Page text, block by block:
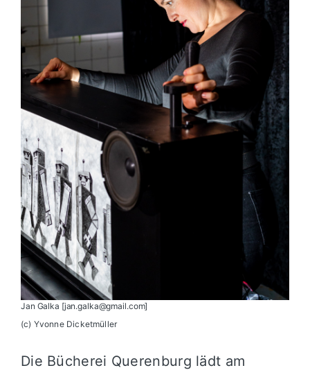
Jan Galka [jan.galka@gmail.com]
(c) Yvonne Dicketmüller
Die Bücherei Querenburg lädt am